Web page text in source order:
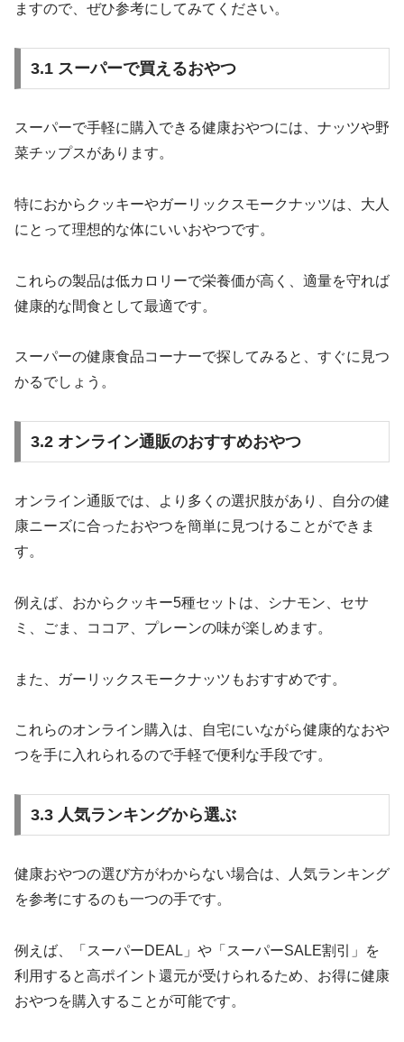
ますので、ぜひ参考にしてみてください。
3.1 スーパーで買えるおやつ
スーパーで手軽に購入できる健康おやつには、ナッツや野
菜チップスがあります。
特におからクッキーやガーリックスモークナッツは、大人
にとって理想的な体にいいおやつです。
これらの製品は低カロリーで栄養価が高く、適量を守れば
健康的な間食として最適です。
スーパーの健康食品コーナーで探してみると、すぐに見つ
かるでしょう。
3.2 オンライン通販のおすすめおやつ
オンライン通販では、より多くの選択肢があり、自分の健
康ニーズに合ったおやつを簡単に見つけることができま
す。
例えば、おからクッキー5種セットは、シナモン、セサ
ミ、ごま、ココア、プレーンの味が楽しめます。
また、ガーリックスモークナッツもおすすめです。
これらのオンライン購入は、自宅にいながら健康的なおや
つを手に入れられるので手軽で便利な手段です。
3.3 人気ランキングから選ぶ
健康おやつの選び方がわからない場合は、人気ランキング
を参考にするのも一つの手です。
例えば、「スーパーDEAL」や「スーパーSALE割引」を
利用すると高ポイント還元が受けられるため、お得に健康
おやつを購入することが可能です。